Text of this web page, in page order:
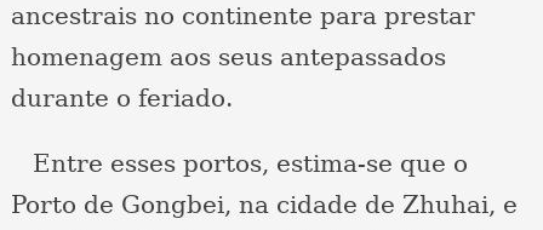
ancestrais no continente para prestar
homenagem aos seus antepassados
durante o feriado.
Entre esses portos, estima-se que o
Porto de Gongbei, na cidade de Zhuhai, e